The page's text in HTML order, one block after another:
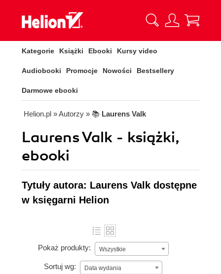
Kategorie Książki Ebooki Kursy video
Audiobooki Promocje Nowości Bestsellery
Darmowe ebooki
Helion.pl » Autorzy » 📚 Laurens Valk
Laurens Valk - książki,
ebooki
Tytuły autora: Laurens Valk dostępne
w księgarni Helion
Pokaż produkty: Wszystkie
Sortuj wg: Data wydania